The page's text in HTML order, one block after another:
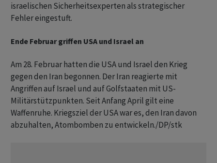
israelischen Sicherheitsexperten als strategischer
Fehler eingestuft.
Ende Februar griffen USA und Israel an
Am 28. Februar hatten die USA und Israel den Krieg
gegen den Iran begonnen. Der Iran reagierte mit
Angriffen auf Israel und auf Golfstaaten mit US-
Militärstützpunkten. Seit Anfang April gilt eine
Waffenruhe. Kriegsziel der USA war es, den Iran davon
abzuhalten, Atombomben zu entwickeln./DP/stk